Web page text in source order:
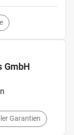
GmbH
Garantien